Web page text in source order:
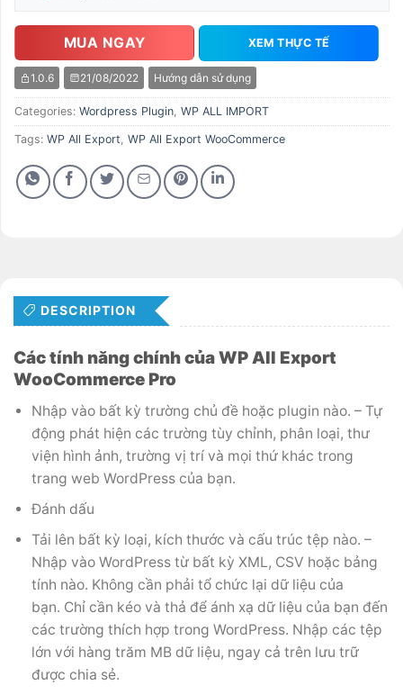
MUA NGAY XEM THỰC TẾ
1.0.6 21/08/2022 Hướng dẫn sử dụng
Categories: Wordpress Plugin, WP ALL IMPORT
Tags: WP All Export, WP All Export WooCommerce
DESCRIPTION
Các tính năng chính của WP All Export
WooCommerce Pro
Nhập vào bất kỳ trường chủ đề hoặc plugin nào. – Tự
động phát hiện các trường tùy chỉnh, phân loại, thư
viện hình ảnh, trường vị trí và mọi thứ khác trong
trang web WordPress của bạn.
Đánh dấu
Tải lên bất kỳ loại, kích thước và cấu trúc tệp nào. –
Nhập vào WordPress từ bất kỳ XML, CSV hoặc bảng
tính nào. Không cần phải tổ chức lại dữ liệu của
bạn. Chỉ cần kéo và thả để ánh xạ dữ liệu của bạn đến
các trường thích hợp trong WordPress. Nhập các tệp
lớn với hàng trăm MB dữ liệu, ngay cả trên lưu trữ
được chia sẻ.